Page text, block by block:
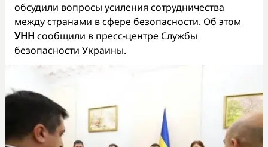
обсудили вопросы усиления сотрудничества
между странами в сфере безопасности. Об этом
УНН сообщили в пресс-центре Службы
безопасности Украины.